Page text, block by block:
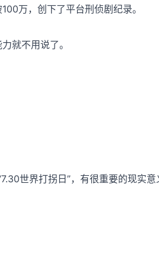
万，创下了平台刑侦剧纪录。
就不用说了。
世界打拐日”，有很重要的现实意